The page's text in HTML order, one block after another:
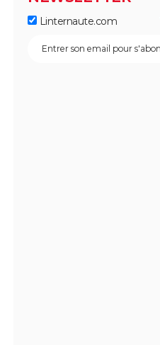
Linternaute.com